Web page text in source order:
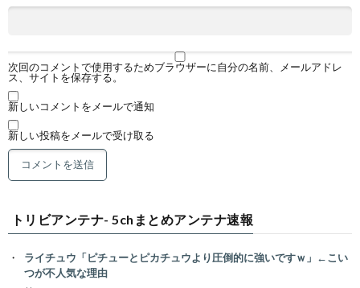
次回のコメントで使用するためブラウザーに自分の名前、メールアドレ
ス、サイトを保存する。
新しいコメントをメールで通知
新しい投稿をメールで受け取る
トリビアンテナ- 5chまとめアンテナ速報
ライチュウ「ピチューとピカチュウより圧倒的に強いですｗ」←こい
つが不人気な理由